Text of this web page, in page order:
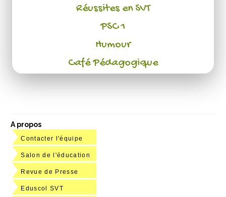
Réussites en SVT
PSC 1
Humour
Café Pédagogique
A propos
Contacter l'équipe
Salon de l'éducation
Revue de Presse
Eduscol SVT